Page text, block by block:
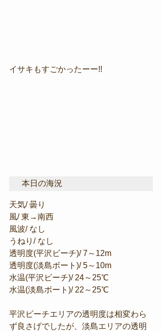
イサキもすごかったーー!!
本日の海況
天気/ 曇り
風/ 東→南西
風波/ なし
うねり/ なし
透明度(平沢ビーチ)/ 7～12m
透明度(淡島ボート)/ 5～10m
水温(平沢ビーチ)/ 24～25℃
水温(淡島ボート)/ 22～25℃
平沢ビーチエリアの透明度は相変わら
ず良さげでしたが、淡島エリアの透明